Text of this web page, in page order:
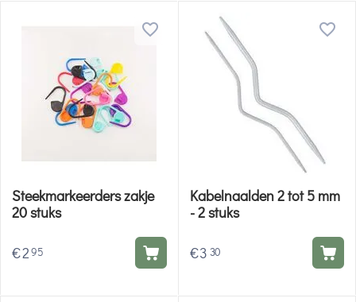
Steekmarkeerders zakje
20 stuks
€295
Kabelnaalden 2 tot 5 mm
- 2 stuks
€3 30